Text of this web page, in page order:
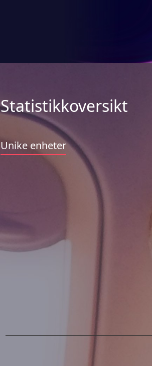
Statistikkoversikt
Unike enheter